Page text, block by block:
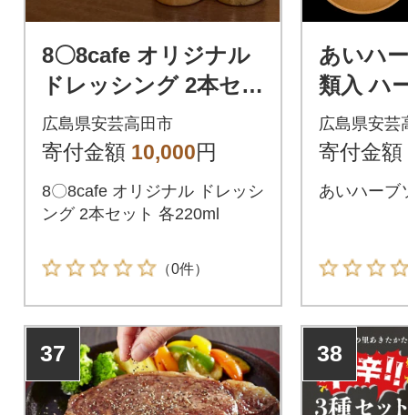
8〇8cafe オリジナル
ドレッシング 2本セッ
ト 各220ml[No5895-0
783]
広島県安芸高田市
寄付金額 10,000円
8〇8cafe オリジナル ドレッシ
ング 2本セット 各220ml
（0件）
あいハ
類入 ハ
ハーブ
95-0826]
広島県安芸
寄付金額
あいハーブ
37 38